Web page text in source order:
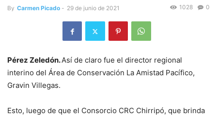
By Carmen Picado - 29 de junio de 2021 0
1028
Pérez Zeledón.Así de claro fue el director regional
interino del Área de Conservación La Amistad Pacífico,
Gravin Villegas.
Esto, luego de que el Consorcio CRC Chirripó, que brinda